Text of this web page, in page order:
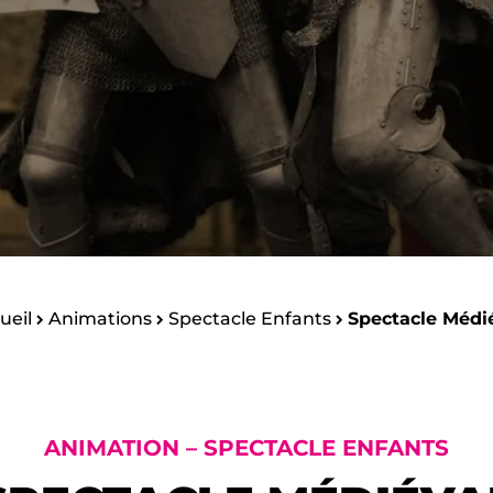
Animations Spectacle Enfants Spectacle
ANIMATION – SPECTACLE ENFANTS